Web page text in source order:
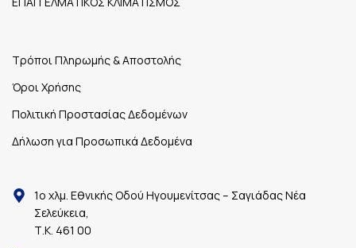
Τρόποι Πληρωμής & Αποστολής
Όροι Χρήσης
Πολιτική Προστασίας Δεδομένων
Δήλωση για Προσωπικά Δεδομένα
1ο χλμ. Εθνικής Οδού Ηγουμενίτσας – Σαγιάδας Νέα
Σελεύκεια,
Τ.Κ. 461 00